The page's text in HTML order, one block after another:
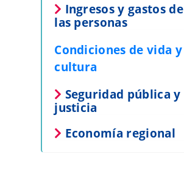
Ingresos y gastos de
las personas
Condiciones de vida y
cultura
Seguridad pública y
justicia
Economía regional